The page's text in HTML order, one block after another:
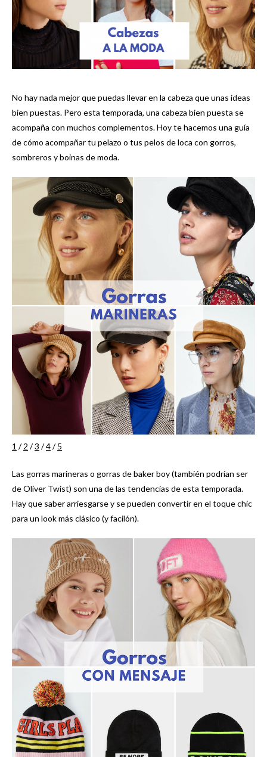
No hay nada mejor que puedas llevar en la cabeza que unas ideas
bien puestas. Pero esta temporada, una cabeza bien puesta se
acompaña con muchos complementos. Hoy te hacemos una guía
de cómo acompañar tu pelazo o tus pelos de loca con gorros,
sombreros y boinas de moda.
1 /2 /3 /4/5
Las gorras marineras o gorras de baker boy (también podrían ser
de Oliver Twist) son una de las tendencias de esta temporada.
Hay que saber arriesgarse y se pueden convertir en el toque chic
para un look más clásico (y facilón).